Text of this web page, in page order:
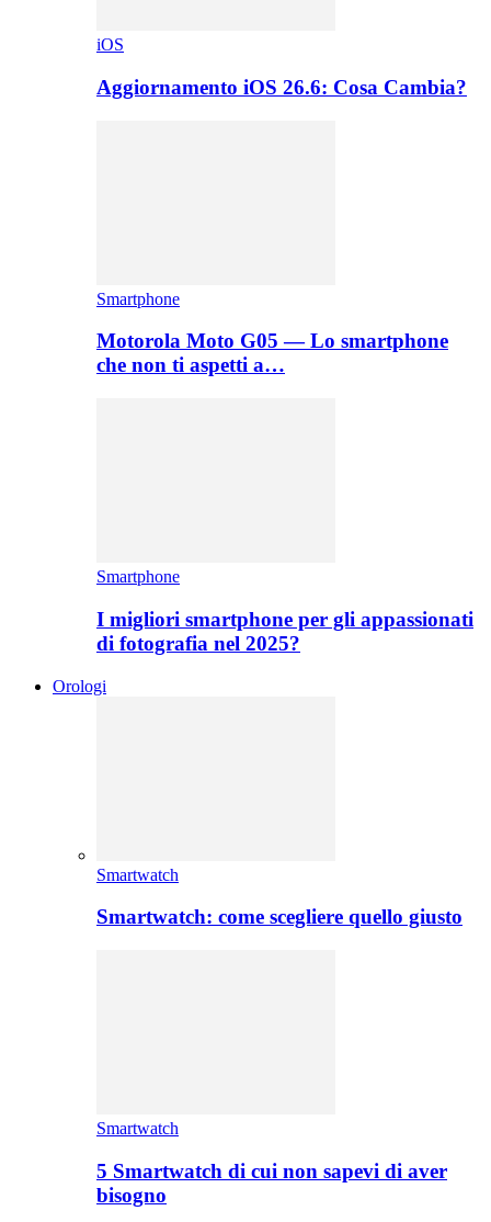
iOS
Aggiornamento iOS 26.6: Cosa Cambia?
Smartphone
Motorola Moto G05 — Lo smartphone
che non ti aspetti a…
Smartphone
I migliori smartphone per gli appassionati
di fotografia nel 2025?
Orologi
Smartwatch
Smartwatch: come scegliere quello giusto
Smartwatch
5 Smartwatch di cui non sapevi di aver
bisogno